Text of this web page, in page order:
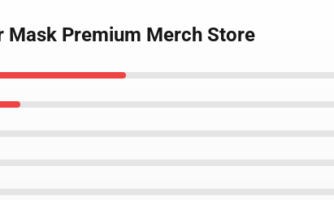
Mask Premium Merch Store